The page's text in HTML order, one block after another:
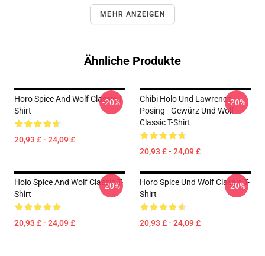
MEHR ANZEIGEN
Ähnliche Produkte
Horo Spice And Wolf Classic T-
Shirt
20,93 £ - 24,09 £
-20%
Chibi Holo Und Lawrence
Posing - Gewürz Und Wolf
Classic T-Shirt
20,93 £ - 24,09 £
-20%
Holo Spice And Wolf Classic T-
Shirt
20,93 £ - 24,09 £
-20%
Horo Spice Und Wolf Classic T-
Shirt
20,93 £ - 24,09 £
-20%